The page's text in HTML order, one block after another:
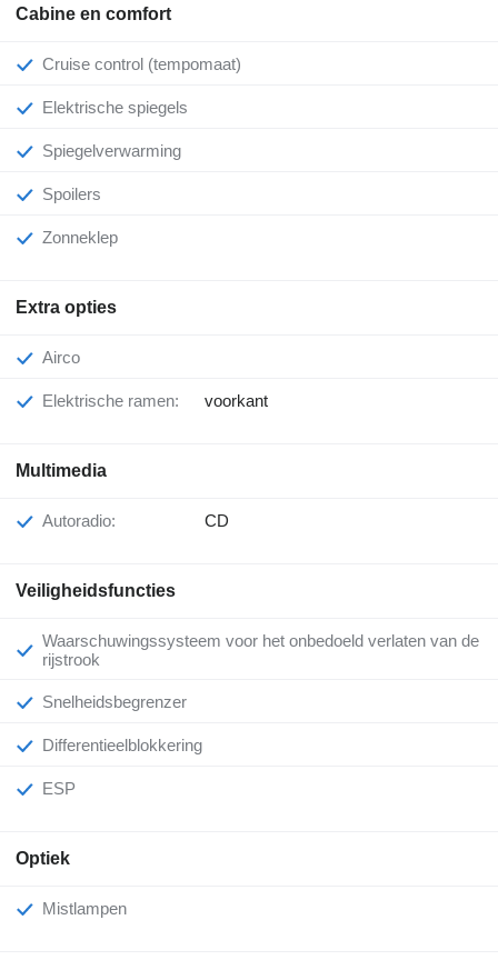
Cabine en comfort
Cruise control (tempomaat)
Elektrische spiegels
Spiegelverwarming
Spoilers
Zonneklep
Extra opties
Airco
Elektrische ramen: voorkant
Multimedia
Autoradio: CD
Veiligheidsfuncties
Waarschuwingssysteem voor het onbedoeld verlaten van de
rijstrook
Snelheidsbegrenzer
Differentieelblokkering
ESP
Optiek
Mistlampen